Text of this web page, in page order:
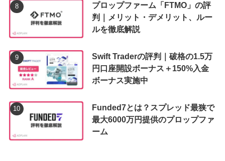
プロップファーム「FTMO」の評
判｜メリット・デメリット、ルー
ルを徹底解説
Swift Traderの評判｜破格の1.5万
円口座開設ボーナス＋150%入金
ボーナス実施中
Funded7とは？スプレッド最狭で
最大6000万円提供のプロップファ
ーム